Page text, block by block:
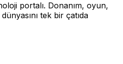
portalı. Donanım, oyun,
tek bir çatıda